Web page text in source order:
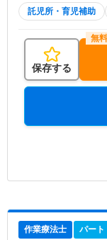
託児所・育児補助
保存する
作業療法士 パート